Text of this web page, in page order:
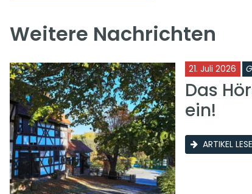
Weitere Nachrichten
21. Juli 2026
Das
ein!
ARTIKEL